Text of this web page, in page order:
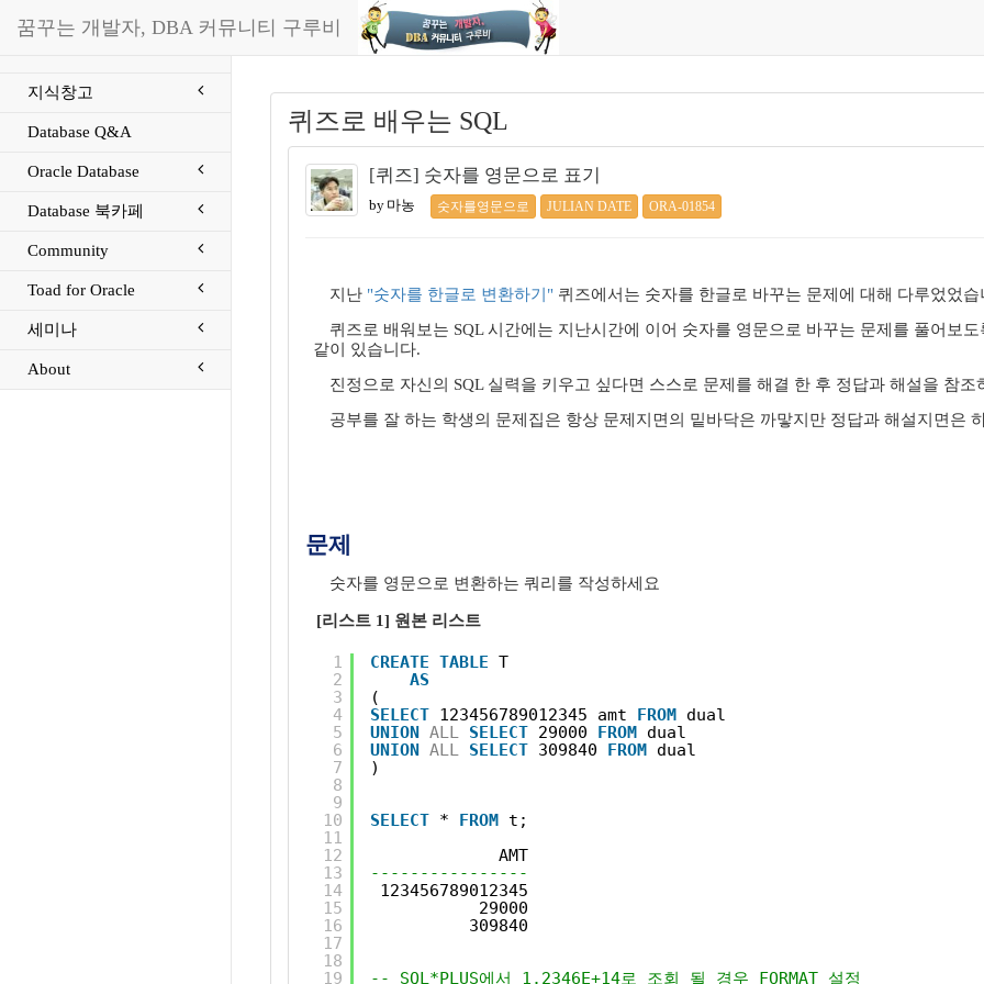
꿈꾸는 개발자, DBA 커뮤니티 구루비
지식창고
Database Q&A
Oracle Database
Database 북카페
Community
Toad for Oracle
세미나
About
퀴즈로 배우는 SQL
[퀴즈] 숫자를 영문으로 표기
by 마농 숫자를영문으로 JULIAN DATE ORA-01854
지난 "숫자를 한글로 변환하기" 퀴즈에서는 숫자를 한글로 바꾸는 문제에 대해 다루었었습
퀴즈로 배워보는 SQL 시간에는 지난시간에 이어 숫자를 영문으로 바꾸는 문제를 풀어보
같이 있습니다.
진정으로 자신의 SQL 실력을 키우고 싶다면 스스로 문제를 해결 한 후 정답과 해설을 참조
공부를 잘 하는 학생의 문제집은 항상 문제지면의 밑바닥은 까맣지만 정답과 해설지면은
문제
숫자를 영문으로 변환하는 쿼리를 작성하세요
[리스트 1] 원본 리스트
1
2
3
4
5
6
7
8
9
10
11
12
13
14
15
16
17
18
19
CREATE TABLE T
AS
(
SELECT 123456789012345 amt FROM dual
UNION ALL SELECT 29000 FROM dual
UNION ALL SELECT 309840 FROM dual
)
SELECT * FROM t;
AMT
----------------
123456789012345
29000
309840
-- SQL*PLUS에서 1.2346E+14로 조회 될 경우 FORMAT 설정